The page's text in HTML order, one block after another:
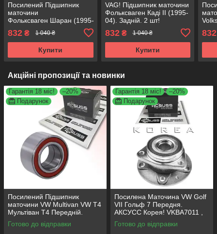
Посилений Підшипник
маточини
Фольксваген Шаран (1995-
Корея! VKBA3449 ,
R154.63 , 713610450
832 ₴ 1 040 ₴
Купити
VAG! Підшипник маточини
Фольксваген Каді II (1995-
04). Задній. 2 шт!
713610370 Німеччина!
832₴ 1 040 ₴
Купити
832
Акційні пропозиції та новинки
Гарантія 18 міс!
–20%
Подарунок
Посилений Підшипник
маточини VW Multivan VW T4
Мультіван Т4 Передній.
АКСУСС Корея! VKBA3406 ,
R140.97 , 713610340
Готово до відправки
Гарантія 18 міс!
–20%
Подарунок
Посилена Маточина VW Golf
VII Гольф 7 Передня.
АКСУСС Корея! VKBA7011 ,
R154.69 , 713610980
Готово до відправки